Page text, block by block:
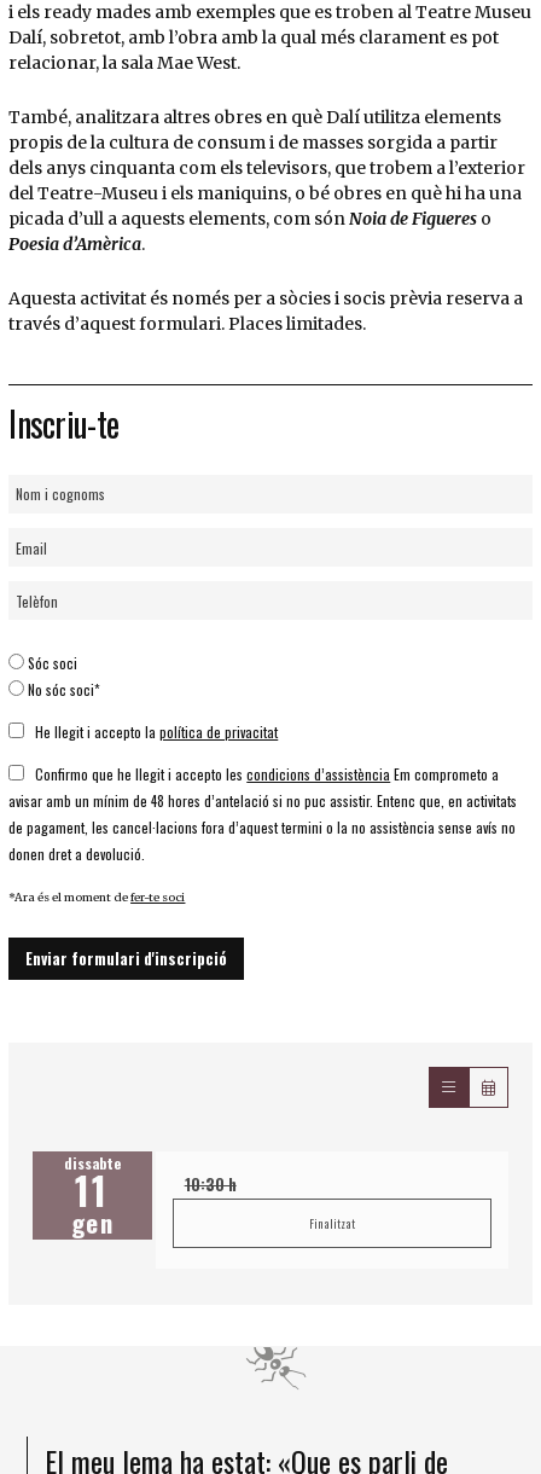
i els ready mades amb exemples que es troben al Teatre Museu
Dalí, sobretot, amb l’obra amb la qual més clarament es pot
relacionar, la sala Mae West.
També, analitzara altres obres en què Dalí utilitza elements
propis de la cultura de consum i de masses sorgida a partir
dels anys cinquanta com els televisors, que trobem a l’exterior
del Teatre-Museu i els maniquins, o bé obres en què hi ha una
picada d’ull a aquests elements, com sónNoia de Figueres o
Poesia d’Amèrica.
Aquesta activitat és només per a sòcies i socis prèvia reserva a
través d’aquest formulari. Places limitades.
Inscriu-te
Sóc soci
No sóc soci*
He llegit i accepto lapolítica de privacitat
Confirmo que he llegit i accepto lescondicions d’assistència Em comprometo a
avisar amb un mínim de 48 hores d’antelació si no puc assistir. Entenc que, en activitats
de pagament, les cancel·lacions fora d’aquest termini o la no assistència sense avís no
donen dret a devolució.
*Ara és el moment defer-te soci
Enviar formulari d'inscripció
dissabte
11
gen
10:30 h
Finalitzat
El meu lema ha estat: «Que es parli de